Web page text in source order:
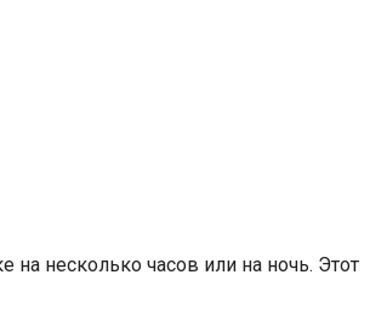
на несколько часов или на ночь. Этот